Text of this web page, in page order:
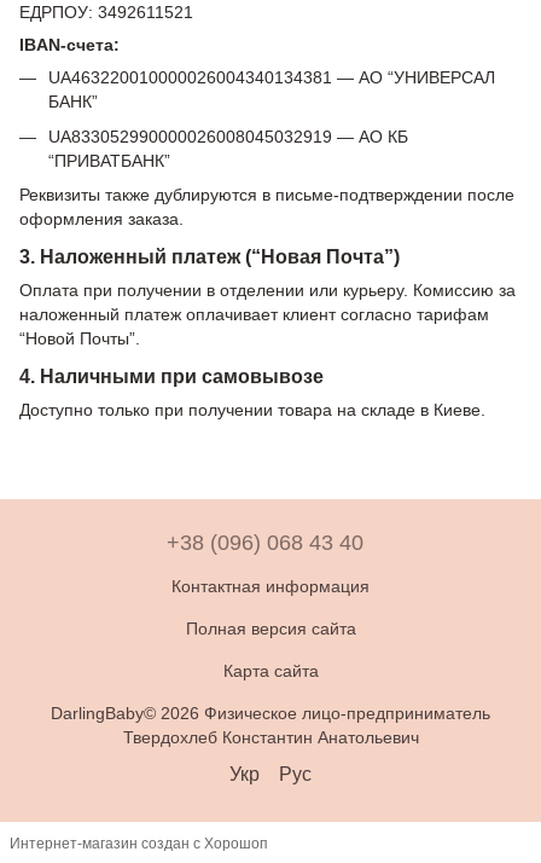
ЕДРПОУ: 3492611521
IBAN-счета:
UA463220010000026004340134381 — АО “УНИВЕРСАЛ
БАНК”
UA833052990000026008045032919 — АО КБ
“ПРИВАТБАНК”
Реквизиты также дублируются в письме-подтверждении после
оформления заказа.
3. Наложенный платеж (“Новая Почта”)
Оплата при получении в отделении или курьеру. Комиссию за
наложенный платеж оплачивает клиент согласно тарифам
“Новой Почты”.
4. Наличными при самовывозе
Доступно только при получении товара на складе в Киеве.
+38 (096) 068 43 40
Контактная информация
Полная версия сайта
Карта сайта
DarlingBaby© 2026 Физическое лицо-предприниматель
Твердохлеб Константин Анатольевич
Укр Рус
Интернет-магазин создан с Хорошоп